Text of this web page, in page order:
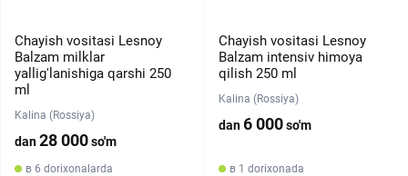
Chayish vositasi ​​Lesnoy
Balzam milklar
yallig'lanishiga qarshi 250
ml
Kalina (Rossiya)
dan28 000so'm
в 6 dorixonalarda
Chayish vositasi ​​Lesnoy
Balzam intensiv himoya
qilish 250 ml
Kalina (Rossiya)
dan6 000so'm
в 1 dorixonada